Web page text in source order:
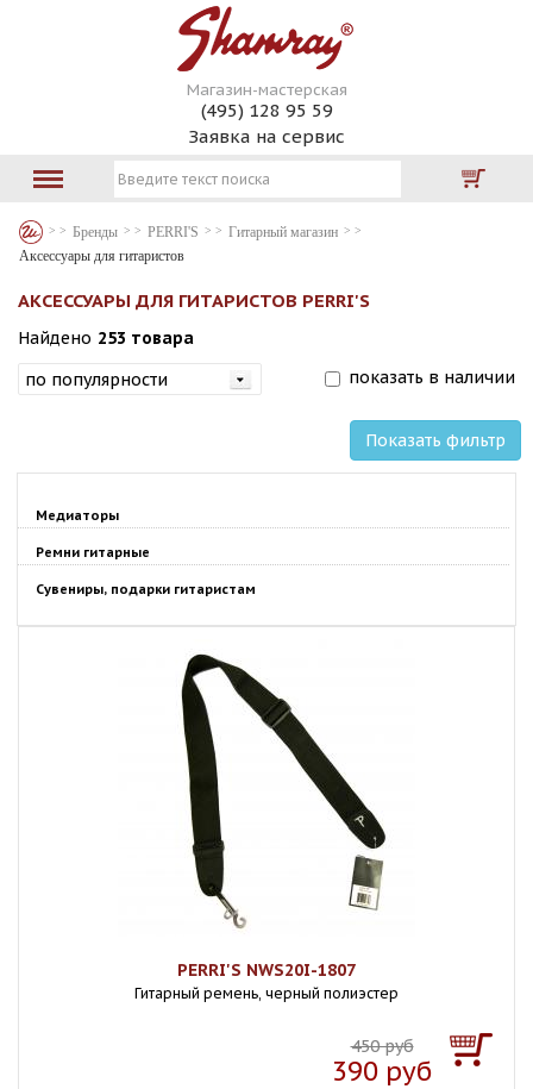
Магазин-мастерская
(495) 128 95 59
Заявка на сервис
Бренды PERRI'S
Гитарный магазин
Аксессуары для гитаристов
АКСЕССУАРЫ ДЛЯ ГИТАРИСТОВ PERRI'S
Найдено 253 товара
показать в наличии
Показать фильтр
Медиаторы
Ремни гитарные
Сувениры, подарки гитаристам
PERRI'S NWS20I-1807
Гитарный ремень, черный полиэстер
450 руб
390 руб